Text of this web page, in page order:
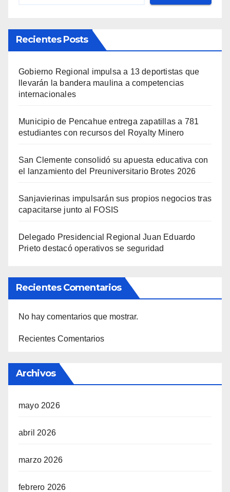
Recientes Posts
Gobierno Regional impulsa a 13 deportistas que
llevarán la bandera maulina a competencias
internacionales
Municipio de Pencahue entrega zapatillas a 781
estudiantes con recursos del Royalty Minero
San Clemente consolidó su apuesta educativa con
el lanzamiento del Preuniversitario Brotes 2026
Sanjavierinas impulsarán sus propios negocios tras
capacitarse junto al FOSIS
Delegado Presidencial Regional Juan Eduardo
Prieto destacó operativos se seguridad
Recientes Comentarios
No hay comentarios que mostrar.
Recientes Comentarios
Archivos
mayo 2026
abril 2026
marzo 2026
febrero 2026